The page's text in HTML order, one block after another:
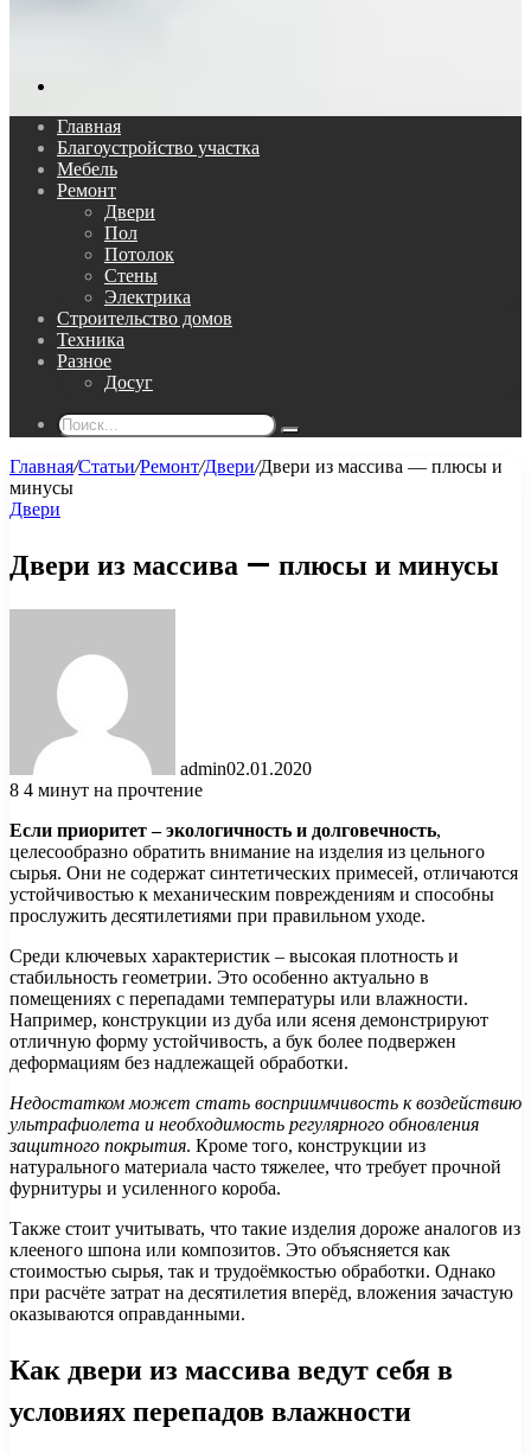
Главная
Благоустройство участка
Мебель
Ремонт
Двери
Пол
Потолок
Стены
Электрика
Строительство домов
Техника
Разное
Досуг
Поиск...
Главная/Статьи/Ремонт/Двери/Двери из массива — плюсы и
минусы
Двери
Двери из массива — плюсы и минусы
admin02.01.2020
8 4 минут на прочтение
Если приоритет – экологичность и долговечность,
целесообразно обратить внимание на изделия из цельного
сырья. Они не содержат синтетических примесей, отличаются
устойчивостью к механическим повреждениям и способны
прослужить десятилетиями при правильном уходе.
Среди ключевых характеристик – высокая плотность и
стабильность геометрии. Это особенно актуально в
помещениях с перепадами температуры или влажности.
Например, конструкции из дуба или ясеня демонстрируют
отличную форму устойчивость, а бук более подвержен
деформациям без надлежащей обработки.
Недостатком может стать восприимчивость к воздействию
ультрафиолета и необходимость регулярного обновления
защитного покрытия. Кроме того, конструкции из
натурального материала часто тяжелее, что требует прочной
фурнитуры и усиленного короба.
Также стоит учитывать, что такие изделия дороже аналогов из
клееного шпона или композитов. Это объясняется как
стоимостью сырья, так и трудоёмкостью обработки. Однако
при расчёте затрат на десятилетия вперёд, вложения зачастую
оказываются оправданными.
Как двери из массива ведут себя в
условиях перепадов влажности